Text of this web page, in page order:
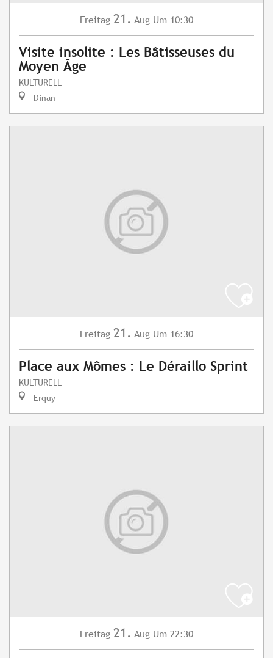
Freitag 21. Aug Um 10:30
Visite insolite : Les Bâtisseuses du
Moyen Âge
KULTURELL
Dinan
Freitag 21. Aug Um 16:30
Place aux Mômes : Le Déraillo Sprint
KULTURELL
Erquy
Freitag 21. Aug Um 22:30